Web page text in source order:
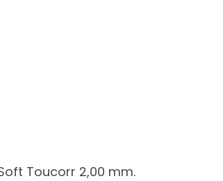
Toucorr 2,00 mm.